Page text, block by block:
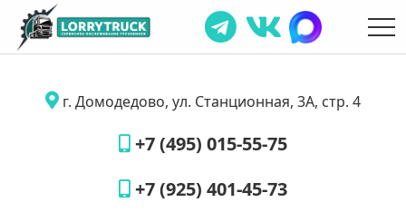
г. Домодедово, ул. Станционная, 3А, стр. 4
+7 (495) 015-55-75
+7 (925) 401-45-73